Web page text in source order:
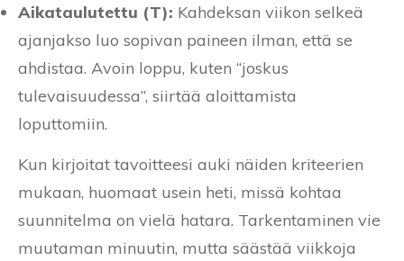
Aikataulutettu (T): Kahdeksan viikon selkeä
ajanjakso luo sopivan paineen ilman, että se
ahdistaa. Avoin loppu, kuten “joskus
tulevaisuudessa”, siirtää aloittamista
loputtomiin.
Kun kirjoitat tavoitteesi auki näiden kriteerien
mukaan, huomaat usein heti, missä kohtaa
suunnitelma on vielä hatara. Tarkentaminen vie
muutaman minuutin, mutta säästää viikkoja